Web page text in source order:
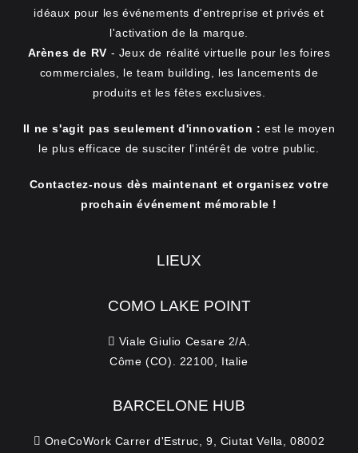
idéaux pour les événements d'entreprise et privés et
l'activation de la marque.
Arènes de RV - Jeux de réalité virtuelle pour les foires
commerciales, le team building, les lancements de
produits et les fêtes exclusives.
Il ne s'agit pas seulement d'innovation : est le moyen
le plus efficace de susciter l'intérêt de votre public.
Contactez-nous dès maintenant et organisez votre
prochain événement mémorable !
LIEUX
COMO LAKE POINT
Viale Giulio Cesare 2/A.
Côme (CO). 22100, Italie
BARCELONE HUB
OneCoWork Carrer d'Estruc, 9, Ciutat Vella, 08002